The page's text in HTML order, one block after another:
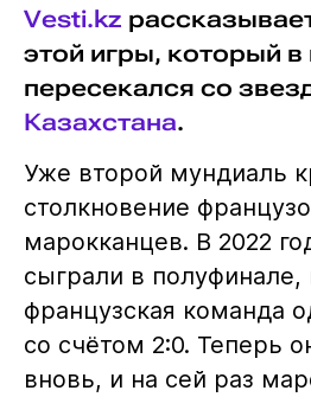
Vesti.kz
этой игры, который
пересекался со
Казахстана.
Уже второй мундиаль
столкновение
марокканцев. В 2022
сыграли в полуфинале,
французская команда
со счётом 2:0. Теперь
вновь, и на сей раз